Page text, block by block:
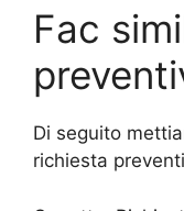
Fac
Di seguito
richiesta